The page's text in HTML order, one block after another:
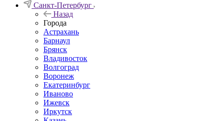
Санкт-Петербург
Назад
Города
Астрахань
Барнаул
Брянск
Владивосток
Волгоград
Воронеж
Екатеринбург
Иваново
Ижевск
Иркутск